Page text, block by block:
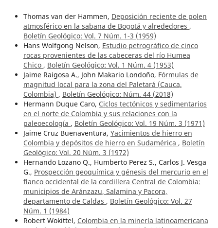
Thomas van der Hammen, Deposición reciente de polen
atmosférico en la sabana de Bogotá y alrededores ,
Boletín Geológico: Vol. 7 Núm. 1-3 (1959)
Hans Wolfgong Nelson, Estudio petrográfico de cinco
rocas provenientes de las cabeceras del río Humea
Chico , Boletín Geológico: Vol. 1 Núm. 4 (1953)
Jaime Raigosa A., John Makario Londoño, Fórmulas de
magnitud local para la zona del Paletará (Cauca,
Colombia) , Boletín Geológico: Núm. 44 (2018)
Hermann Duque Caro, Ciclos tectónicos y sedimentarios
en el norte de Colombia y sus relaciones con la
paleoecología , Boletín Geológico: Vol. 19 Núm. 3 (1971)
Jaime Cruz Buenaventura, Yacimientos de hierro en
Colombia y depósitos de hierro en Sudamérica , Boletín
Geológico: Vol. 20 Núm. 3 (1972)
Hernando Lozano Q., Humberto Perez S., Carlos J. Vesga
G., Prospección geoquímica y génesis del mercurio en el
flanco occidental de la cordillera Central de Colombia:
municipios de Aránzazu, Salamina y Pacora,
departamento de Caldas , Boletín Geológico: Vol. 27
Núm. 1 (1984)
Robert Wokittel, Colombia en la minería latinoamericana